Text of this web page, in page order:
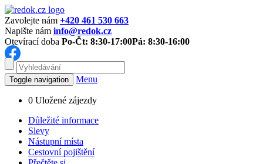
Zavolejte nám +420 461 530 663
Napište nám info@redok.cz
Otevírací doba Po-Čt: 8:30-17:00Pá: 8:30-16:00
Toggle navigation Menu
0 Uložené zájezdy
Důležité informace
Slevy
Nástupní místa
Cestovní pojištění